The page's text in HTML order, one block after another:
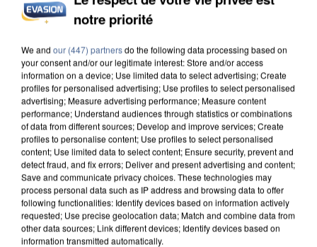
INCENDIES : L’ÎLE-DE-FRANCE LANCE UN ÉLAN
notre priorité
We and our (447) partnersdo the following data processing based on
your consent and/or our legitimate interest: Store and/or access
information on a device; Use limited data to select advertising; Create
profiles for personalised advertising; Use profiles to select personalised
advertising; Measure advertising performance; Measure content
performance; Understand audiences through statistics or combinations
of data from different sources; Develop and improve services; Create
profiles to personalise content; Use profiles to select personalised
content; Use limited data to select content; Ensure security, prevent and
detect fraud, and fix errors; Deliver and present advertising and content;
Save and communicate privacy choices. These technologies may
process personal data such as IP address and browsing data to offer
following functionalities: Identify devices based on information actively
requested; Use precise geolocation data; Match and combine data from
other data sources; Link different devices; Identify devices based on
information transmitted automatically.